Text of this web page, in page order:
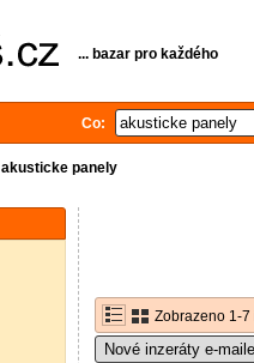
... bazar pro každého
Co:
akusticke panely
Zobrazeno 1-7
Nové inzeráty e-